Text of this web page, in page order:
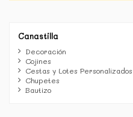
Canastilla
Decoración
Cojines
Cestas y Lotes Personalizados
Chupetes
Bautizo